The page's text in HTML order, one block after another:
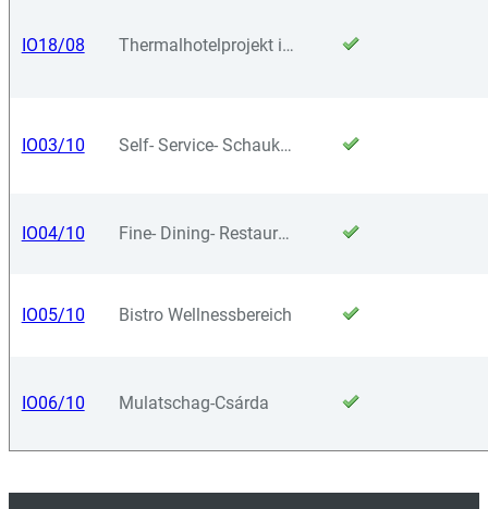
IO18/08 Thermalhotelprojekt in Ungarn
IO03/10 Self- Service- Schauküche
IO04/10 Fine- Dining- Restaurant
IO05/10 Bistro Wellnessbereich
IO06/10 Mulatschag-Csárda